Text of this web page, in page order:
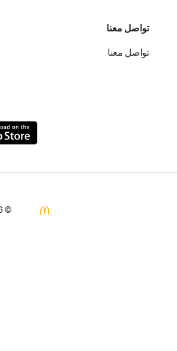
تواصل معنا
تواصل معنا
© 2026 ماكدونالدز. جميع الحقوق محفوظة.